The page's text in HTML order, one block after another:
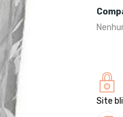
Site